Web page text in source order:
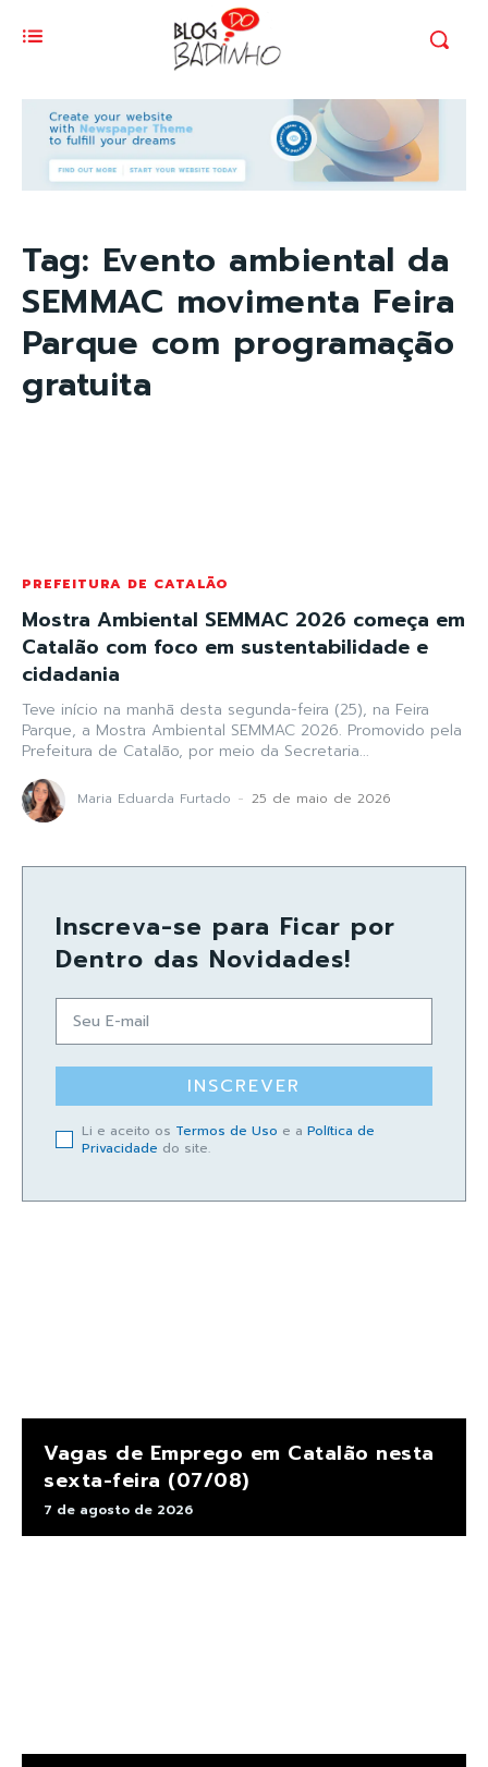
Tag: Evento ambiental da
SEMMAC movimenta Feira
Parque com programação
gratuita
PREFEITURA DE CATALÃO
Mostra Ambiental SEMMAC 2026 começa em
Catalão com foco em sustentabilidade e
cidadania
Teve início na manhã desta segunda-feira (25), na Feira
Parque, a Mostra Ambiental SEMMAC 2026. Promovido pela
Prefeitura de Catalão, por meio da Secretaria...
Maria Eduarda Furtado - 25 de maio de 2026
Inscreva-se para Ficar por
Dentro das Novidades!
INSCREVER
Li e aceito os Termos de Uso e a Política de
Privacidade do site.
Vagas de Emprego em Catalão nesta
sexta-feira (07/08)
7 de agosto de 2026